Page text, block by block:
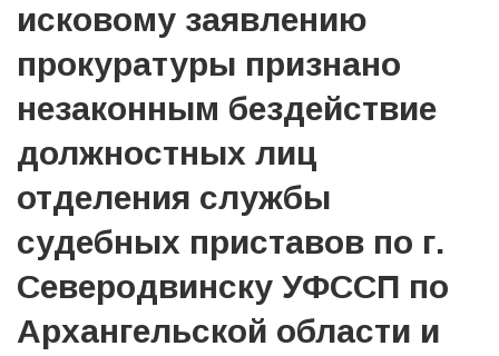
исковому заявлению
прокуратуры признано
незаконным бездействие
должностных лиц
отделения службы
судебных приставов по г.
Северодвинску УФССП по
Архангельской области и